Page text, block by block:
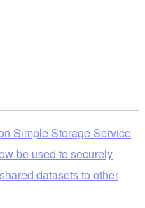
Simple Storage Service
be used to securely
datasets to other